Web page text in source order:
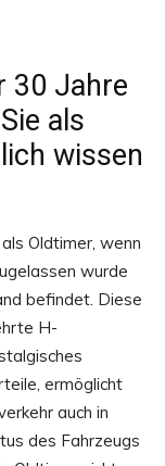
30 Jahre
als
wissen
Oldtimer, wenn
wurde
befindet. Diese
H-
ermöglicht
auch in
des Fahrzeugs